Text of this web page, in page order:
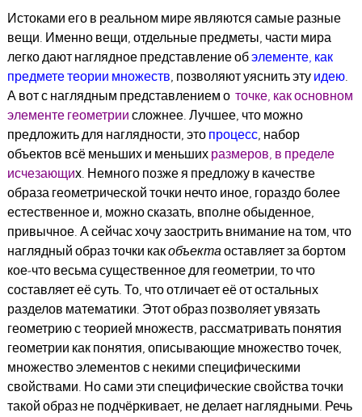
Истоками его в реальном мире являются самые разные
вещи. Именно вещи, отдельные предметы, части мира
легко дают наглядное представление обэлементе, как
предмете теории множеств, позволяют уяснить эту идею.
А вот с наглядным представлением о точке, как основном
элементе геометрии сложнее. Лучшее, что можно
предложить для наглядности, это процесс, набор
объектов всё меньших и меньших размеров, в пределе
исчезающих. Немного позже я предложу в качестве
образа геометрической точки нечто иное, гораздо более
естественное и, можно сказать, вполне обыденное,
привычное. А сейчас хочу заострить внимание на том, что
наглядный образ точки какобъекта оставляет за бортом
кое-что весьма существенное для геометрии, то что
составляет её суть. То, что отличает её от остальных
разделов математики. Этот образ позволяет увязать
геометрию с теорией множеств, рассматривать понятия
геометрии как понятия, описывающие множество точек,
множество элементов с некими специфическими
свойствами. Но сами эти специфические свойства точки
такой образ не подчёркивает, не делает наглядными. Речь